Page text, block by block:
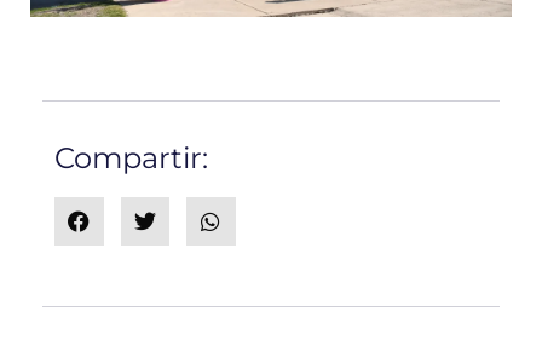
Compartir: